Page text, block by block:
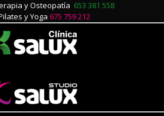
y Osteopatía 653 381 558
y Yoga 675 759 212